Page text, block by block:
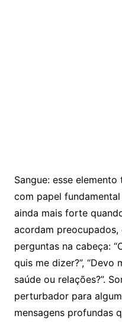
Sangue: esse
com papel
ainda mais forte
acordam
perguntas na cabeça:
quis me dizer?”, “Devo
saúde ou relações?”.
perturbador para
mensagens profundas